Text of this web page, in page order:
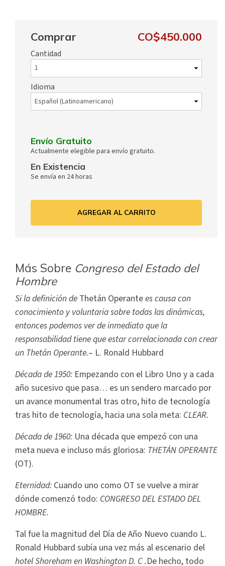
Comprar CO$450.000
Cantidad
Idioma
Envío Gratuito
Actualmente elegible para envío gratuito.
En Existencia
Se envía en 24 horas
AGREGAR AL CARRITO
Más Sobre Congreso del Estado del
Hombre
Si la definición de Thetán Operantees causa con
conocimiento y voluntaria sobre todas las dinámicas,
entonces podemos ver de inmediato que la
responsabilidad tiene que estar correlacionada con crear
un Thetán Operante.– L. Ronald Hubbard
Década de 1950: Empezando con el Libro Uno y a cada
año sucesivo que pasa… es un sendero marcado por
un avance monumental tras otro, hito de tecnología
tras hito de tecnología, hacia una sola meta: CLEAR.
Década de 1960: Una década que empezó con una
meta nueva e incluso más gloriosa: THETÁN OPERANTE
(OT).
Eternidad: Cuando uno como OT se vuelve a mirar
dónde comenzó todo: CONGRESO DEL ESTADO DEL
HOMBRE.
Tal fue la magnitud del Día de Año Nuevo cuando L.
Ronald Hubbard subía una vez más al escenario del
hotel Shoreham en Washington D. C .De hecho, todo